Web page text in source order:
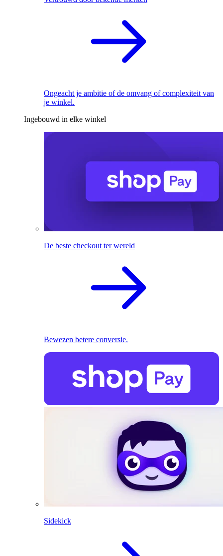
Ongeacht je ambitie of de omvang of complexiteit van
je winkel.
Ingebouwd in elke winkel
De beste checkout ter wereld
Bewezen betere conversie.
Sidekick